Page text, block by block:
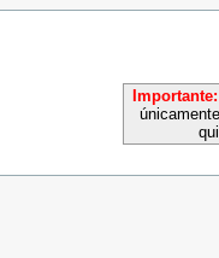
Importante: